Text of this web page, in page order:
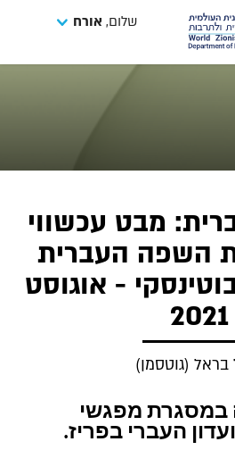
שלום, אורח
מבט עכשווי
השפה העברית
- אוגוסט
2021
בראל (גוטסמן)
העברי בפריז.